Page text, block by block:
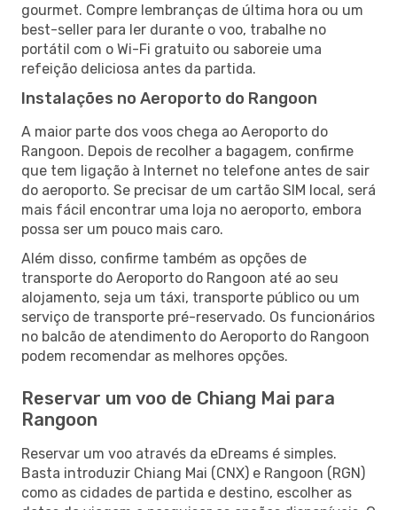
gourmet. Compre lembranças de última hora ou um
best-seller para ler durante o voo, trabalhe no
portátil com o Wi-Fi gratuito ou saboreie uma
refeição deliciosa antes da partida.
Instalações no Aeroporto do Rangoon
A maior parte dos voos chega ao Aeroporto do
Rangoon. Depois de recolher a bagagem, confirme
que tem ligação à Internet no telefone antes de sair
do aeroporto. Se precisar de um cartão SIM local, será
mais fácil encontrar uma loja no aeroporto, embora
possa ser um pouco mais caro.
Além disso, confirme também as opções de
transporte do Aeroporto do Rangoon até ao seu
alojamento, seja um táxi, transporte público ou um
serviço de transporte pré-reservado. Os funcionários
no balcão de atendimento do Aeroporto do Rangoon
podem recomendar as melhores opções.
Reservar um voo de Chiang Mai para
Rangoon
Reservar um voo através da eDreams é simples.
Basta introduzir Chiang Mai (CNX) e Rangoon (RGN)
como as cidades de partida e destino, escolher as